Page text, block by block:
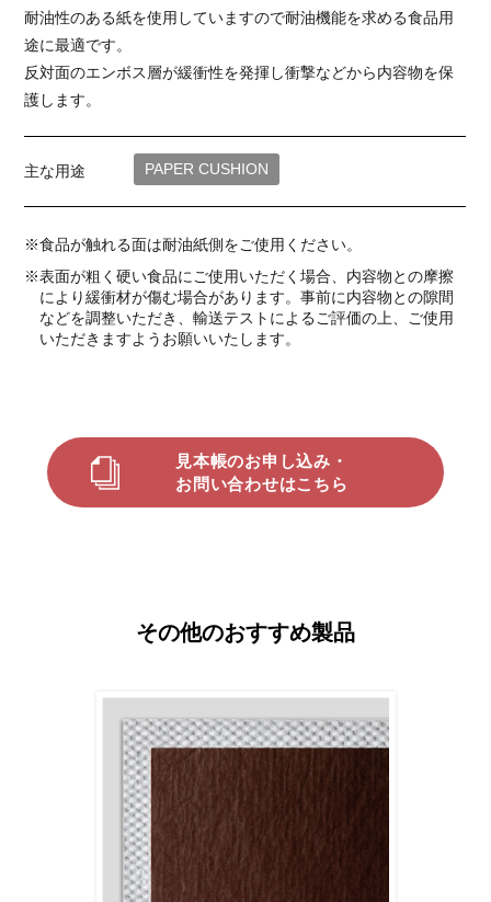
耐油性のある紙を使用していますので耐油機能を求める食品用
途に最適です。
反対面のエンボス層が緩衝性を発揮し衝撃などから内容物を保
護します。
主な用途 PAPER CUSHION
※食品が触れる面は耐油紙側をご使用ください。
※表面が粗く硬い食品にご使用いただく場合、内容物との摩擦
により緩衝材が傷む場合があります。事前に内容物との隙間
などを調整いただき、輸送テストによるご評価の上、ご使用
いただきますようお願いいたします。
見本帳のお申し込み・
お問い合わせはこちら
その他のおすすめ製品